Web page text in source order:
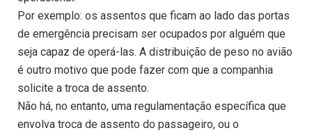
Por exemplo: os assentos que ficam ao lado das portas
de emergência precisam ser ocupados por alguém que
seja capaz de operá-las. A distribuição de peso no avião
é outro motivo que pode fazer com que a companhia
solicite a troca de assento.
Não há, no entanto, uma regulamentação específica que
envolva troca de assento do passageiro, ou o